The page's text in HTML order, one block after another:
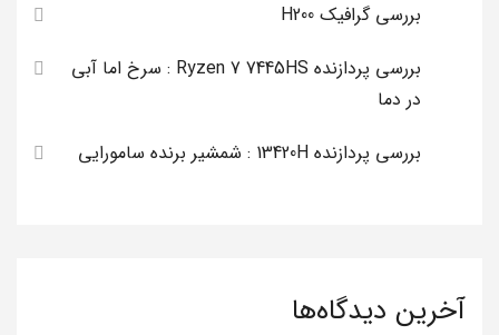
بررسی گرافیک H200
بررسی پردازنده Ryzen 7 7445HS : سرخ اما آبی
در دما
بررسی پردازنده 13420H : شمشیر برنده سامورایی
آخرین دیدگاه‌ها